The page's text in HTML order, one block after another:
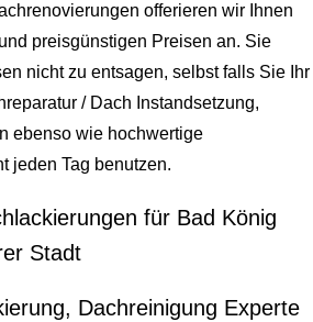
offerieren wir Ihnen
preisgünstigen Preisen an. Sie
nicht zu entsagen, selbst falls Sie Ihr
/ Dach Instandsetzung,
ebenso wie hochwertige
jeden Tag benutzen.
für Bad König
Stadt
Dachreinigung Experte